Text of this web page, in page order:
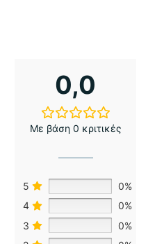
0,0
Με βάση 0 κριτικές
5
0%
4
0%
3
0%